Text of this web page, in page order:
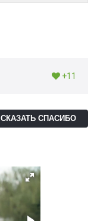
+11
СКАЗАТЬ СПАСИБО